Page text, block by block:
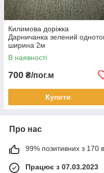
Килимова доріжка
Дарничанка зелений
ширина 2м
В наявності
700 ₴/пог.м
Купити
Про нас
99% позитивних з 170
Працює з 07.03.2023